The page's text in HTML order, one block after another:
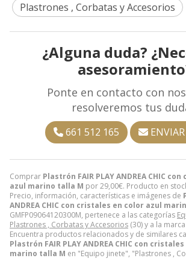
Comprar Plastrón FAIR PLAY ANDREA CHIC
azul marino talla M por29,00€. Producto en
Precio, información, características e imágenes de
ANDREA CHIC con cristales en color azul
GMFP09064120300M, pertenece a las categorías
Plastrones , Corbatas y Accesorios (30) y a la marca
Encuentra productos relacionados y de similares
Plastrón FAIR PLAY ANDREA CHIC con
marino talla M en "Equipo jinete", "Plastrones ,
Plastrones , Corbatas y Accesorios
¿Alguna duda?
Ponte en contacto con
resolveremos tus
661 512 165